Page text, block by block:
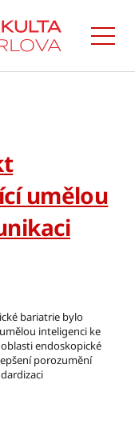
umělou
bariatrie bylo
inteligenci ke
endoskopické
porozumění